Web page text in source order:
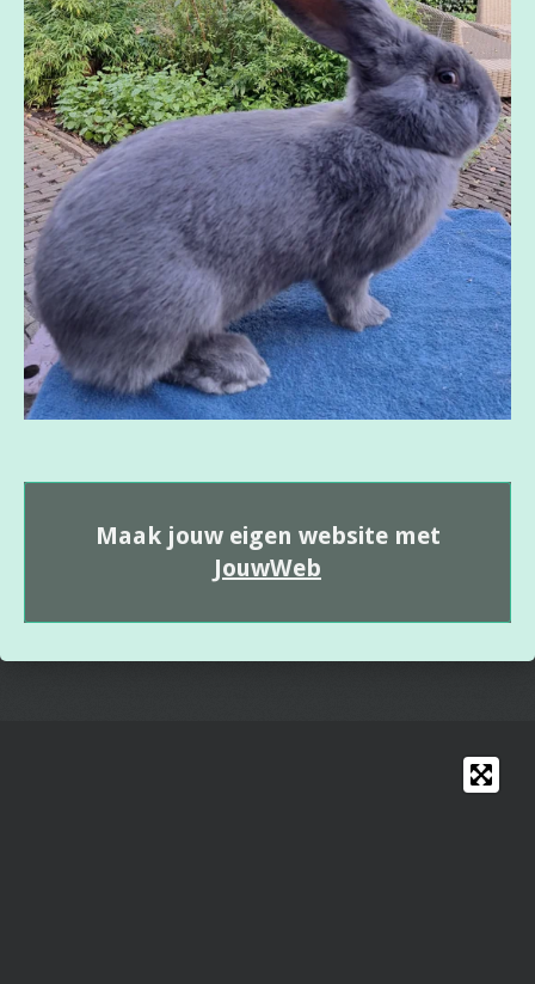
Maak jouw eigen website met
JouwWeb